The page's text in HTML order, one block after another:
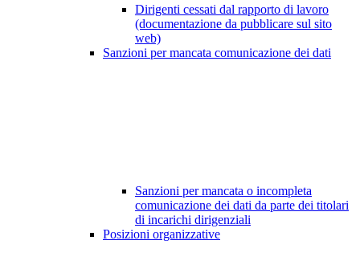
Dirigenti cessati dal rapporto di lavoro
(documentazione da pubblicare sul sito
web)
Sanzioni per mancata comunicazione dei dati
Sanzioni per mancata o incompleta
comunicazione dei dati da parte dei titolari
di incarichi dirigenziali
Posizioni organizzative